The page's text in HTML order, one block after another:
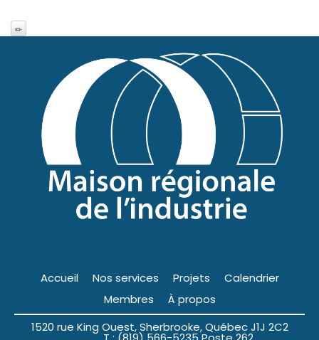
Accueil Nos services Projets
Calendrier
Membres
À propos
1520 rue King Ouest, Sherbrooke, Québec J1J 2C2